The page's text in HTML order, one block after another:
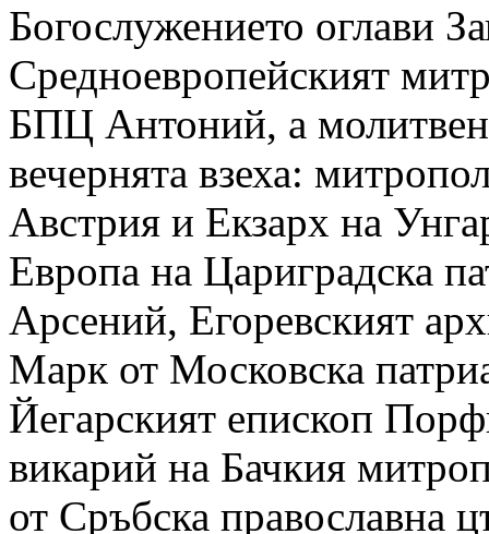
Богослужението оглави
Средноевропейският
БПЦ Антоний, а
вечернята взеха:
Австрия и Екзарх на
Европа на Цариградска
Арсений, Егоревският
Марк от Московска
Йегарският епископ
викарий на Бачкия
от Сръбска православна